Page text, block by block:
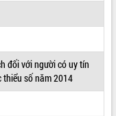
đối với người có uy tín
số năm 2014